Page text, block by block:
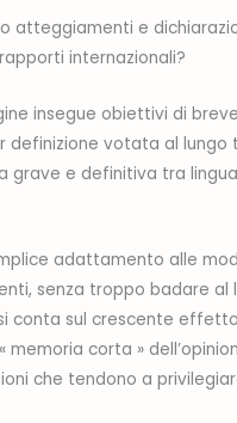
atteggiamenti e
internazionali?
insegue obiettivi di
definizione votata al lungo
grave e definitiva tra
adattamento alle
senza troppo badare al
conta sul crescente
memoria corta »
che tendono a